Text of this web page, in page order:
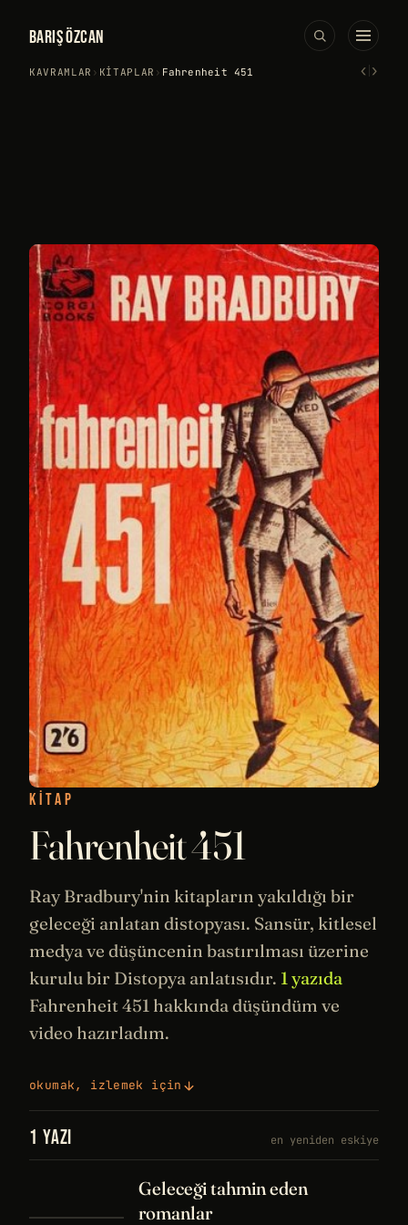
BARIŞ ÖZCAN
KAVRAMLAR › KITAPLAR › Fahrenheit 451 ‹›
KITAP
Fahrenheit 451
Ray Bradbury'nin kitapların yakıldığı bir
geleceği anlatan distopyası. Sansür, kitlesel
medya ve düşüncenin bastırılması üzerine
kurulu bir Distopya anlatısıdır. 1 yazıda
Fahrenheit 451 hakkında düşündüm ve
video hazırladım.
okumak, izlemek için
1 YAZI en yeniden eskiye
Geleceği tahmin eden
romanlar